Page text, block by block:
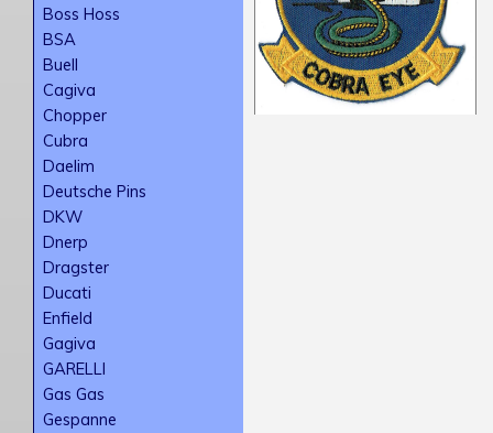
Boss Hoss
BSA
Buell
Cagiva
Chopper
Cubra
Daelim
Deutsche Pins
DKW
Dnerp
Dragster
Ducati
Enfield
Gagiva
GARELLI
Gas Gas
Gespanne